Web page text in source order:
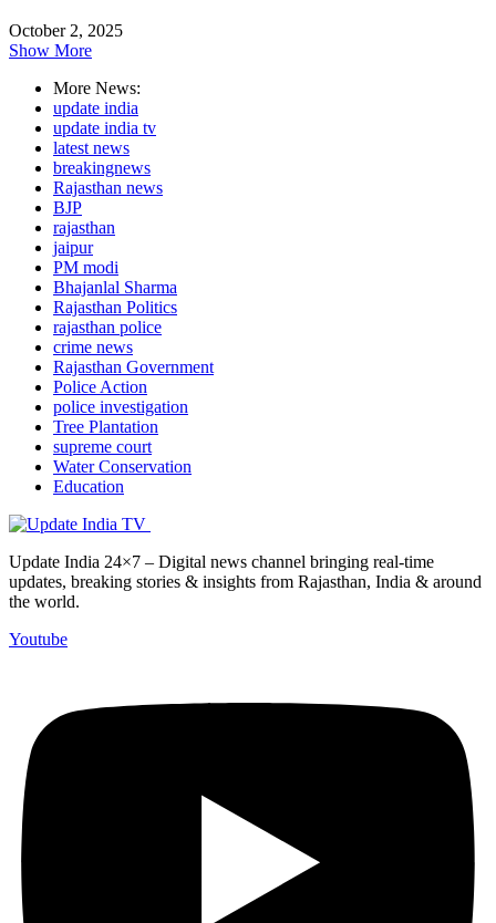
October 2, 2025
Show More
More News:
update india
update india tv
latest news
breakingnews
Rajasthan news
BJP
rajasthan
jaipur
PM modi
Bhajanlal Sharma
Rajasthan Politics
rajasthan police
crime news
Rajasthan Government
Police Action
police investigation
Tree Plantation
supreme court
Water Conservation
Education
Update India 24×7 – Digital news channel bringing real-time
updates, breaking stories & insights from Rajasthan, India & around
the world.
Youtube